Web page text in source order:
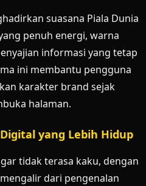
suasana Piala Dunia
penuh energi, warna
informasi yang tetap
ini membantu pengguna
karakter brand sejak
halaman.
yang Lebih Hidup
tidak terasa kaku, dengan
dari pengenalan